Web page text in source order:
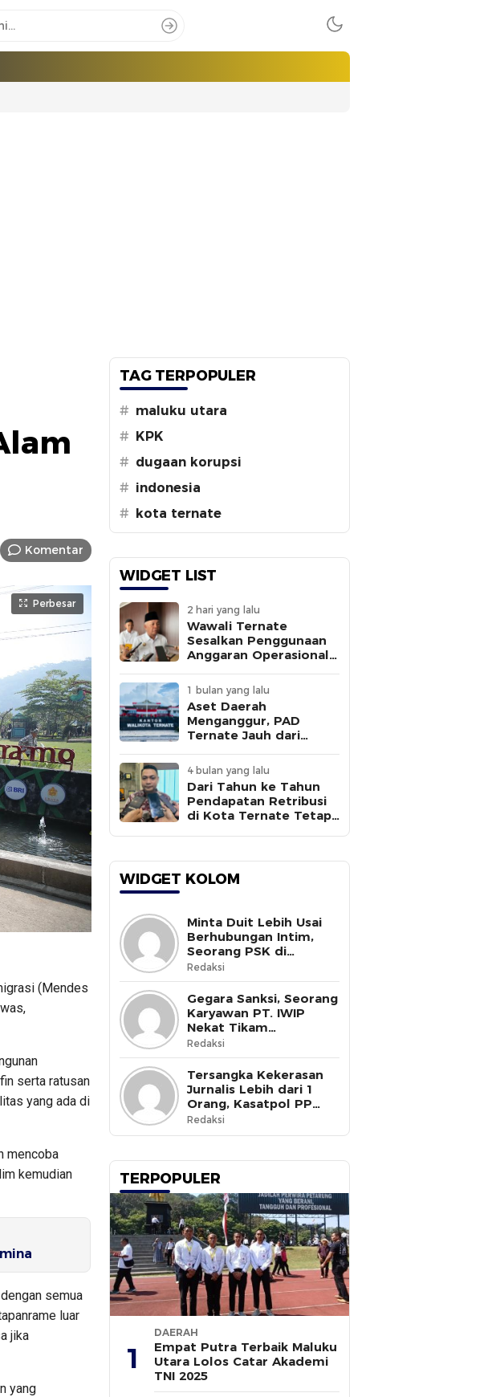
Komentar
Perbesar
(Mendes
serta ratusan
yang ada di
mencoba
kemudian
semua
luar
jika
yang
TAG TERPOPULER
# maluku utara
# KPK
# dugaan korupsi
# indonesia
# kota ternate
WIDGET LIST
2 hari yang lalu
Wawali Ternate
Sesalkan Penggunaan
Anggaran Operasional
Sepengetahuannya
1 bulan yang lalu
Aset Daerah
Menganggur, PAD
Ternate Jauh dari
4 bulan yang lalu
Dari Tahun ke Tahun
Pendapatan Retribusi
di Kota Ternate Tetap
WIDGET KOLOM
Minta Duit Lebih Usai
Berhubungan Intim,
Seorang PSK di
Halmahera Selatan
Tewas Ditusuk
Redaksi
Gegara Sanksi, Seorang
Karyawan PT. IWIP
Nekat Tikam
Pimpinannya
Redaksi
Tersangka Kekerasan
Jurnalis Lebih dari 1
Orang, Kasatpol PP
Ternate Masih Mangkir
Redaksi
TERPOPULER
1
DAERAH
Empat Putra Terbaik Maluku
Utara Lolos Catar Akademi
TNI 2025